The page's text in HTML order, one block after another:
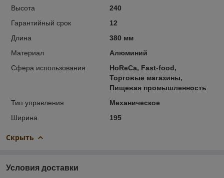
Высота
240
Гарантийный срок
12
Длина
380 мм
Материал
Алюминий
Сфера использования
HoReCa, Fast-food,
Торговые магазины,
Пищевая промышленность
Тип управления
Механическое
Ширина
195
Скрыть
Условия доставки